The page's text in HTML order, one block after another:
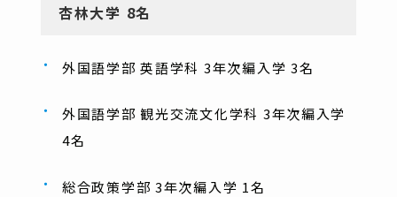
杏林大学 8名
外国語学部 英語学科 3年次編入学 3名
外国語学部 観光交流文化学科 3年次編入学
4名
総合政策学部 3年次編入学 1名